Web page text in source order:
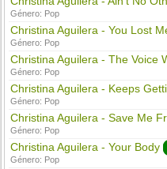
Género: Pop
Christina Aguilera - You Lost
Género: Pop
Christina Aguilera - The Voice
Género: Pop
Christina Aguilera - Keeps
Género: Pop
Christina Aguilera - Save Me
Género: Pop
Christina Aguilera - Your Body
Género: Pop